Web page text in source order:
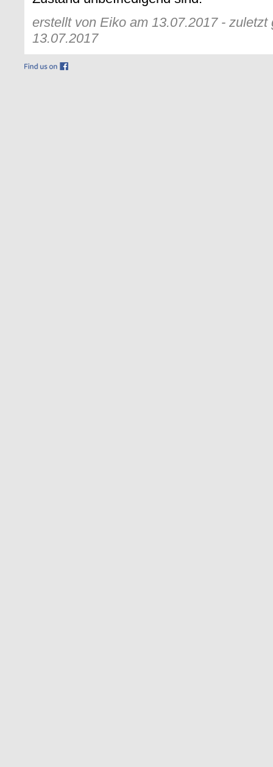
erstellt von Eiko am 13.07.2017 -
13.07.2017